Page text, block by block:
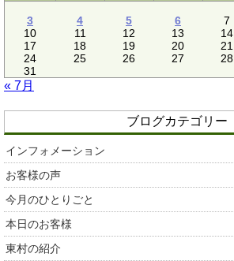
3
4 5 6 7
10
11 12 13 14
17
18 19 20 21
24
25 26 27 28
31
« 7月
ブログカテゴリー
インフォメーション
お客様の声
今月のひとりごと
本日のお客様
東村の紹介